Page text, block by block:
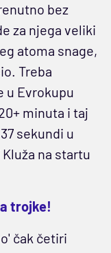
bez
za njega veliki
atoma snage,
Treba
u Evrokupu
minuta i taj
sekundi u
na startu
trojke!
čak četiri